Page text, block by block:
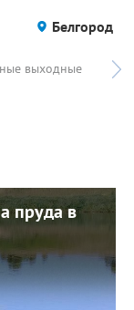
Белгород
выходные
пруда в
за пруда в
Белгороде
почве.